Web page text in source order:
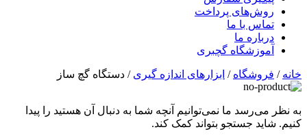
روش‌های پرداخت
تماس با ما
درباره ما
آموزشگاه گچبری
خانه / فروشگاه / ابزارهای اندازه گیری / دستگاه گچ ساز
به نظر می‌رسد ما نمی‌توانیم آنچه شما به دنبال آن هستید را پیدا
کنیم. شاید جستجو بتواند کمک کند.